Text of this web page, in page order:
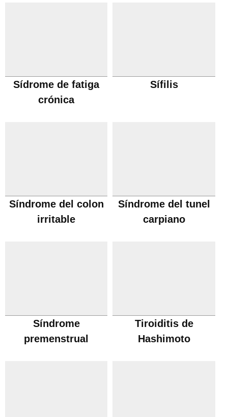
Sídrome de fatiga
crónica
Sífilis
Síndrome del colon
irritable
Síndrome del tunel
carpiano
Síndrome
premenstrual
Tiroiditis de
Hashimoto